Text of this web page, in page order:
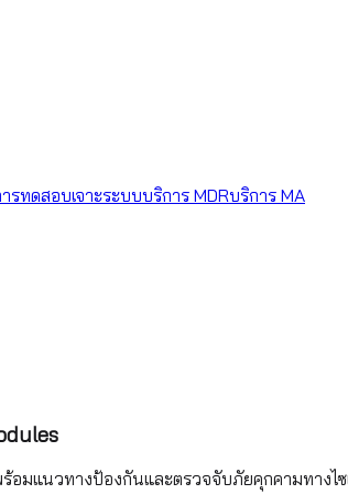
รทดสอบเจาะระบบบริการ MDRบริการ MA
ร้อมแนวทางป้องกันและตรวจจับภัยคุกคามทางไ